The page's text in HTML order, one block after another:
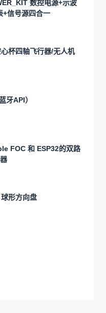
数控电源+示波
+信号源四合一
杯四轴飞行器/无人机
牙API）
FOC 和 ESP32的双路
形方向盘